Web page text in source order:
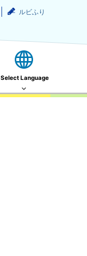
ルビふり
Select Language